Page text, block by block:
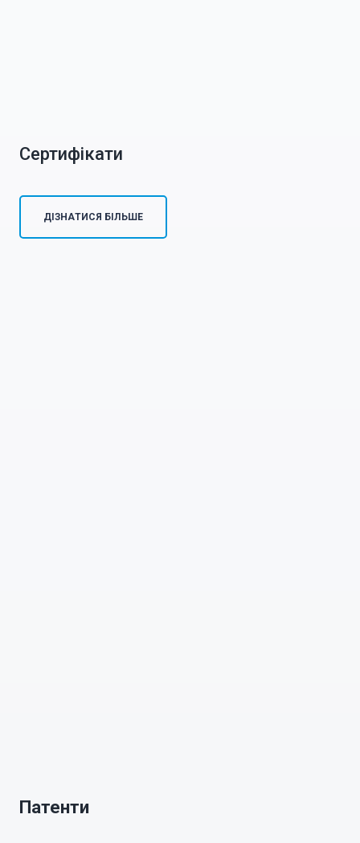
Сертифікати
ДІЗНАТИСЯ БІЛЬШЕ
Патенти